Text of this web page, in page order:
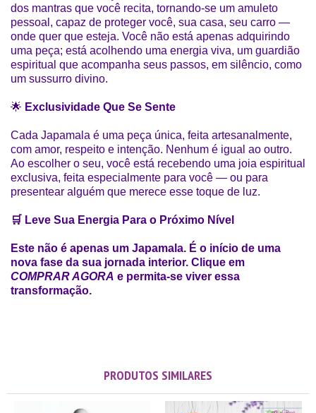
dos mantras que você recita, tornando-se um amuleto
pessoal, capaz de proteger você, sua casa, seu carro —
onde quer que esteja. Você não está apenas adquirindo
uma peça; está acolhendo uma energia viva, um guardião
espiritual que acompanha seus passos, em silêncio, como
um sussurro divino.
🌟 Exclusividade Que Se Sente
Cada Japamala é uma peça única, feita artesanalmente,
com amor, respeito e intenção. Nenhum é igual ao outro.
Ao escolher o seu, você está recebendo uma joia espiritual
exclusiva, feita especialmente para você — ou para
presentear alguém que merece esse toque de luz.
🛒 Leve Sua Energia Para o Próximo Nível
Este não é apenas um Japamala. É o início de uma
nova fase da sua jornada interior. Clique em
COMPRAR AGORA e permita-se viver essa
transformação.
PRODUTOS SIMILARES